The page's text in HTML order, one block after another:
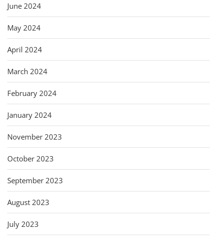
June 2024
May 2024
April 2024
March 2024
February 2024
January 2024
November 2023
October 2023
September 2023
August 2023
July 2023